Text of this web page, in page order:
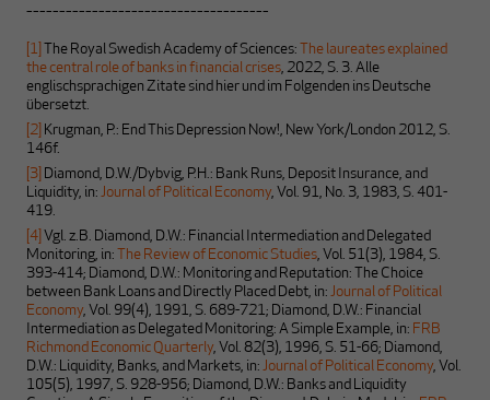
-------------------------------------
[1] The Royal Swedish Academy of Sciences:
The laureates explained
the central role of banks in financial crises, 2022, S. 3. Alle
englischsprachigen Zitate sind hier und im Folgenden ins Deutsche
übersetzt.
[2] Krugman, P.: End This Depression Now!, New York/London 2012, S.
146f.
[3] Diamond, D.W./Dybvig, P.H.: Bank Runs, Deposit Insurance, and
Liquidity, in: Journal of Political Economy, Vol. 91, No. 3, 1983, S. 401-
419.
[4] Vgl. z.B. Diamond, D.W.: Financial Intermediation and Delegated
Monitoring, in:
The Review of Economic Studies, Vol. 51(3), 1984, S.
393-414; Diamond, D.W.: Monitoring and Reputation: The Choice
between Bank Loans and Directly Placed Debt, in: Journal of Political
Economy, Vol. 99(4), 1991, S. 689-721; Diamond, D.W.: Financial
Intermediation as Delegated Monitoring: A Simple Example, in: FRB
Richmond Economic Quarterly, Vol. 82(3), 1996, S. 51-66; Diamond,
D.W.: Liquidity, Banks, and Markets, in: Journal of Political Economy, Vol.
105(5), 1997, S. 928-956; Diamond, D.W.: Banks and Liquidity